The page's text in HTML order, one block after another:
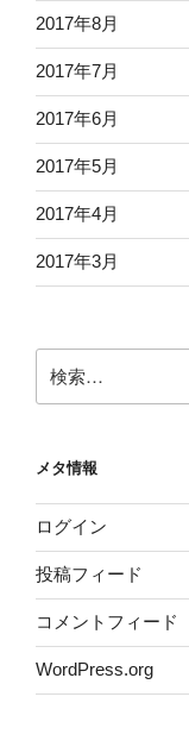
2017年8月
2017年7月
2017年6月
2017年5月
2017年4月
2017年3月
索:
メタ情報
ログイン
投稿フィード
コメントフィード
WordPress.org